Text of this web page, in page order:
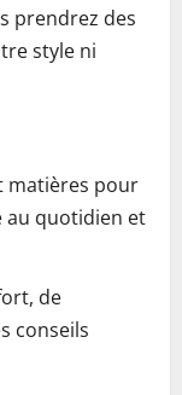
prendrez des
style ni
matières pour
au quotidien et
de
conseils